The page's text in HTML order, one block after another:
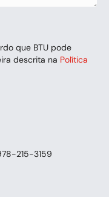
que BTU pode
descrita na Política
215-3159